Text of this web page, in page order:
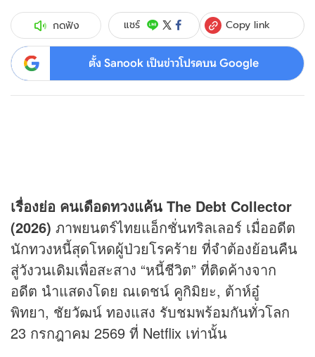
กดฟัง แชร์ Copy link
ตั้ง Sanook เป็นข่าวโปรดบน Google
เรื่องย่อ คนเดือดทวงแค้น The Debt Collector
(2026) ภาพยนตร์ไทยแอ็กชั่นทริลเลอร์ เมื่ออดีต
นักทวงหนี้สุดโหดผู้ป่วยโรคร้าย ที่จำต้องย้อนคืน
สู่วังวนเดิมเพื่อสะสาง “หนี้ชีวิต” ที่ติดค้างจาก
อดีต นำแสดงโดย ณเดชน์ คูกิมิยะ, ต้าห์อู๋
พิทยา, ชัยวัฒน์ ทองแสง รับชมพร้อมกันทั่วโลก
23 กรกฎาคม 2569 ที่ Netflix เท่านั้น